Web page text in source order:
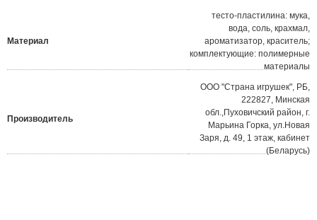
Материал
тесто-пластилина: мука,
вода, соль, крахмал,
ароматизатор, краситель;
комплектующие: полимерные
материалы
Производитель
ООО "Страна игрушек", РБ,
222827, Минская
обл.,Пуховичский район, г.
Марьина Горка, ул.Новая
Заря, д. 49, 1 этаж, кабинет
(Беларусь)